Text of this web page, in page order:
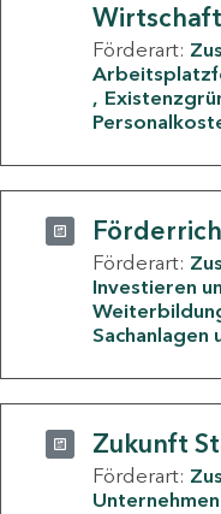
Förderart:
Förderart:
Investieren
Sachanlagen
Zukunft
Förderart:
Unternehmen